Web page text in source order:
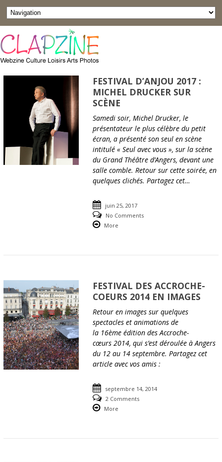
FESTIVAL D’ANJOU 2017 :
MICHEL DRUCKER SUR
SCÈNE
Samedi soir, Michel Drucker, le
présentateur le plus célèbre du petit
écran, a présenté son seul en scène
intitulé « Seul avec vous », sur la scène
du Grand Théâtre d’Angers, devant une
salle comble. Retour sur cette soirée, en
quelques clichés. Partagez cet…
juin 25, 2017
No Comments
More
FESTIVAL DES ACCROCHE-
COEURS 2014 EN IMAGES
Retour en images sur quelques
spectacles et animations de
la 16ème édition des Accroche-
cœurs 2014, qui s’est déroulée à Angers
du 12 au 14 septembre. Partagez cet
article avec vos amis :
septembre 14, 2014
2 Comments
More